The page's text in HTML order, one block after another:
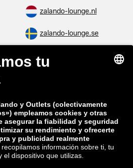
zalando-lounge.nl
zalando-lounge.se
zalando-lounge.sk
zalando-lounge.hr